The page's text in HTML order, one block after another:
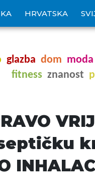
HRVATSKA
glazba dom
fitness znanost